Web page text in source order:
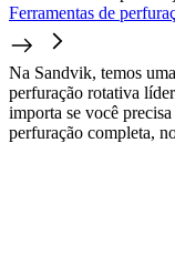
Ferramentas de
Na Sandvik, temos
perfuração rotativa
importa se você
perfuração completa,